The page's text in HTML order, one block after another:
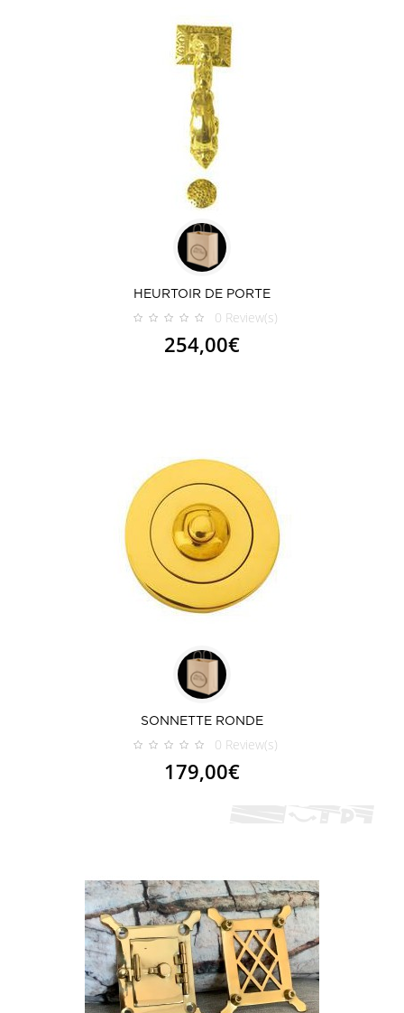
HEURTOIR DE PORTE
0 Review(s)
254,00€
SONNETTE RONDE
0 Review(s)
179,00€